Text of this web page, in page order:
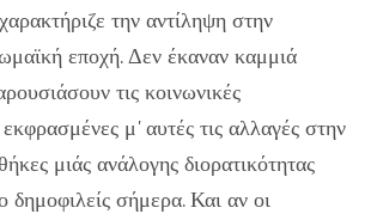
την αντίληψη στην
εποχή. Δεν έκαναν καμμιά
τις κοινωνικές
εκφρασμένες μ' αυτές τις αλλαγές στην
μιάς ανάλογης διορατικότητας
δημοφιλείς σήμερα. Και αν οι